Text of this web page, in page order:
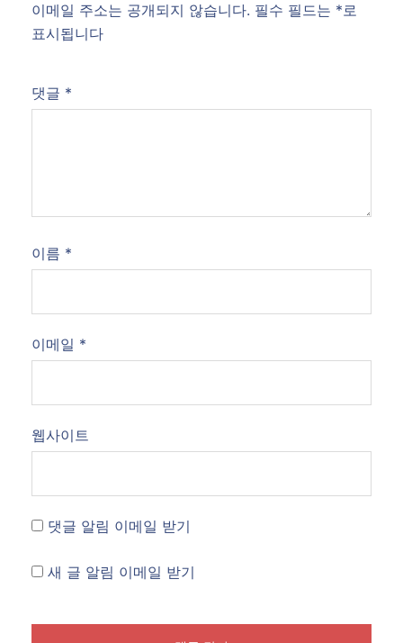
이메일 주소는 공개되지 않습니다. 필수 필드는 *로
표시됩니다
댓글 *
이름 *
이메일 *
웹사이트
댓글 알림 이메일 받기
새 글 알림 이메일 받기